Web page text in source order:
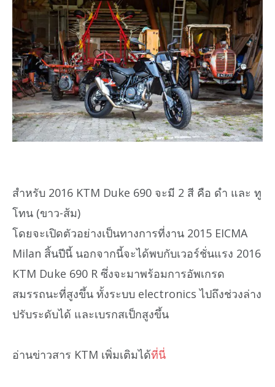
สำหรับ 2016 KTM Duke 690 จะมี 2 สี คือ ดำ และ ทู
โทน (ขาว-ส้ม)
โดยจะเปิดตัวอย่างเป็นทางการที่งาน 2015 EICMA
Milan สิ้นปีนี้ นอกจากนี้จะได้พบกับเวอร์ชั่นแรง 2016
KTM Duke 690 R ซึ่งจะมาพร้อมการอัพเกรด
สมรรถนะที่สูงขึ้น ทั้งระบบ electronics ไปถึงช่วงล่าง
ปรับระดับได้ และเบรกสเป็กสูงขึ้น
อ่านข่าวสาร KTM เพิ่มเติมได้ที่นี่